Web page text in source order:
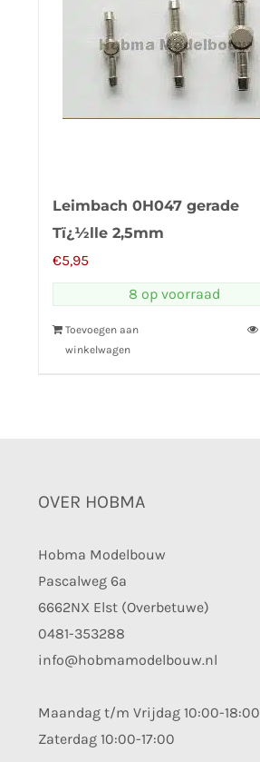
Leimbach 0H047 gerade
Tï¿½lle 2,5mm
€5,95
8 op voorraad
Toevoegen aan
winkelwagen
OVER HOBMA
Hobma Modelbouw
Pascalweg 6a
6662NX Elst (Overbetuwe)
0481-353288
info@hobmamodelbouw.nl
Maandag t/m Vrijdag 10:00-18:00
Zaterdag 10:00-17:00